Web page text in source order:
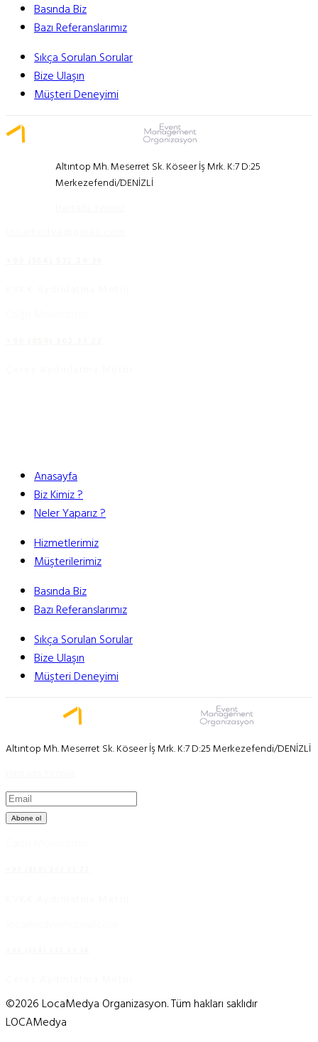
Basında Biz
Bazı Referanslarımız
Sıkça Sorulan Sorular
Bize Ulaşın
Müşteri Deneyimi
Altıntop Mh. Meserret Sk. Köseer İş Mrk. K:7 D:25
Merkezefendi/DENİZLİ
Anasayfa
Biz Kimiz ?
Neler Yaparız ?
Hizmetlerimiz
Müşterilerimiz
Basında Biz
Bazı Referanslarımız
Sıkça Sorulan Sorular
Bize Ulaşın
Müşteri Deneyimi
Altıntop Mh. Meserret Sk. Köseer İş Mrk. K:7 D:25 Merkezefendi/DENİZLİ
Abone ol
©2026 LocaMedya Organizasyon. Tüm hakları saklıdır
LOCAMedya